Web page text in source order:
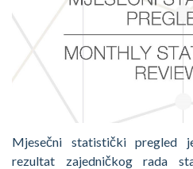
Mjesečni statistički pregled
rezultat zajedničkog rada